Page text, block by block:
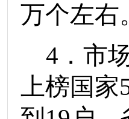
万个左右
4 ． 市
上榜国家